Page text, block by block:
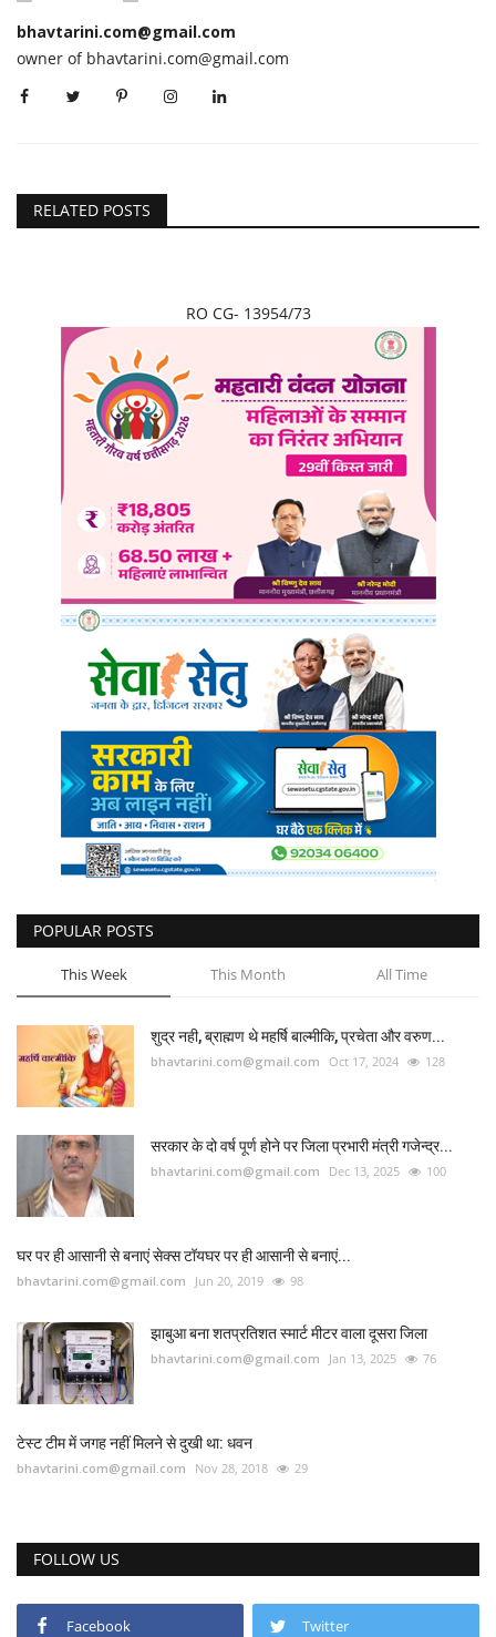
bhavtarini.com@gmail.com
owner of bhavtarini.com@gmail.com
RELATED POSTS
RO CG- 13954/73
POPULAR POSTS
This Week This Month All Time
शुद्र नही, ब्राह्मण थे महर्षि बाल्मीकि, प्रचेता और वरुण...
bhavtarini.com@gmail.com Oct 17, 2024 128
सरकार के दो वर्ष पूर्ण होने पर जिला प्रभारी मंत्री गजेन्द्र...
bhavtarini.com@gmail.com Dec 13, 2025 100
घर पर ही आसानी से बनाएं सेक्स टॉयघर पर ही आसानी से बनाएं...
bhavtarini.com@gmail.com Jun 20, 2019 98
झाबुआ बना शतप्रतिशत स्मार्ट मीटर वाला दूसरा जिला
bhavtarini.com@gmail.com Jan 13, 2025 76
टेस्ट टीम में जगह नहीं मिलने से दुखी था: धवन
bhavtarini.com@gmail.com Nov 28, 2018 29
FOLLOW US
Facebook Twitter